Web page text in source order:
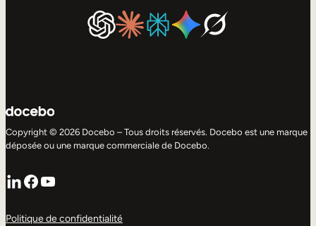
Copyright © 2026 Docebo – Tous droits réservés. Docebo est une marque
déposée ou une marque commerciale de Docebo.
LinkedIn
Facebook
YouTube
Politique de confidentialité